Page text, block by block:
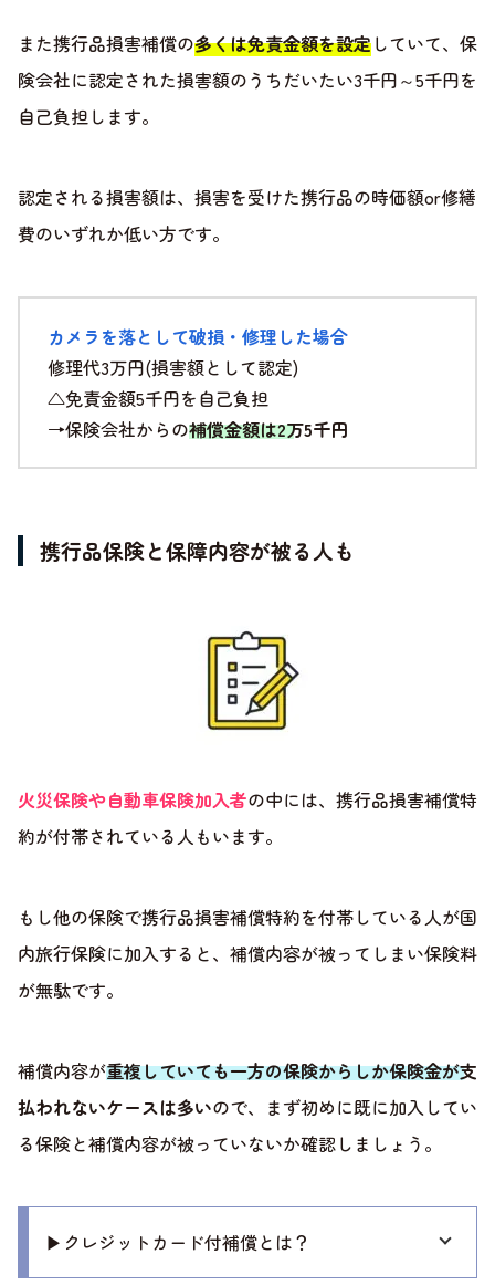
また携行品損害補償の多くは免責金額を設定していて、保
険会社に認定された損害額のうちだいたい3千円～5千円を
自己負担します。
認定される損害額は、損害を受けた携行品の時価額or修繕
費のいずれか低い方です。
カメラを落として破損・修理した場合
修理代3万円(損害額として認定)
△免責金額5千円を自己負担
→保険会社からの補償金額は2万5千円
携行品保険と保障内容が被る人も
火災保険や自動車保険加入者の中には、携行品損害補償特
約が付帯されている人もいます。
もし他の保険で携行品損害補償特約を付帯している人が国
内旅行保険に加入すると、補償内容が被ってしまい保険料
が無駄です。
補償内容が重複していても一方の保険からしか保険金が支
払われないケースは多いので、まず初めに既に加入してい
る保険と補償内容が被っていないか確認しましょう。
▶クレジットカード付補償とは？